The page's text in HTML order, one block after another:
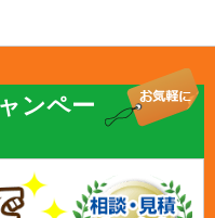
ンペー